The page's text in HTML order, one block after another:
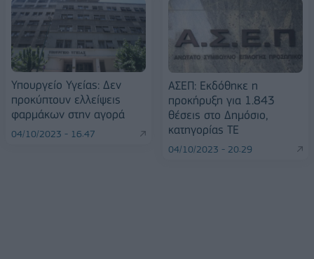
Υπουργείο Υγείας: Δεν
προκύπτουν ελλείψεις
φαρμάκων στην αγορά
04/10/2023 - 16:47
ΑΣΕΠ: Εκδόθηκε η
προκήρυξη για 1.843
θέσεις στο Δημόσιο,
κατηγορίας ΤΕ
04/10/2023 - 20:29